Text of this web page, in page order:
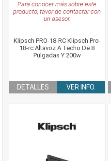
Para conocer más sobre este
producto, favor de contactar con
un asesor.
Klipsch PRO-18-RC Klipsch Pro-
18-rc Altavoz A Techo De 8
Pulgadas Y 200w
DETALLES VER INFO.